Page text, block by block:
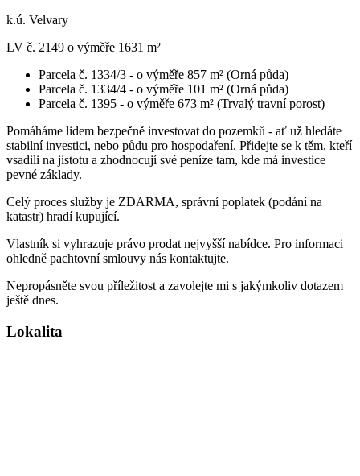
k.ú. Velvary
LV č. 2149 o výměře 1631 m²
Parcela č. 1334/3 - o výměře 857 m² (Orná půda)
Parcela č. 1334/4 - o výměře 101 m² (Orná půda)
Parcela č. 1395 - o výměře 673 m² (Trvalý travní porost)
Pomáháme lidem bezpečně investovat do pozemků - ať už hledáte
stabilní investici, nebo půdu pro hospodaření. Přidejte se k těm, kteří
vsadili na jistotu a zhodnocují své peníze tam, kde má investice
pevné základy.
Celý proces služby je ZDARMA, správní poplatek (podání na
katastr) hradí kupující.
Vlastník si vyhrazuje právo prodat nejvyšší nabídce. Pro informaci
ohledně pachtovní smlouvy nás kontaktujte.
Nepropásněte svou příležitost a zavolejte mi s jakýmkoliv dotazem
ještě dnes.
Lokalita